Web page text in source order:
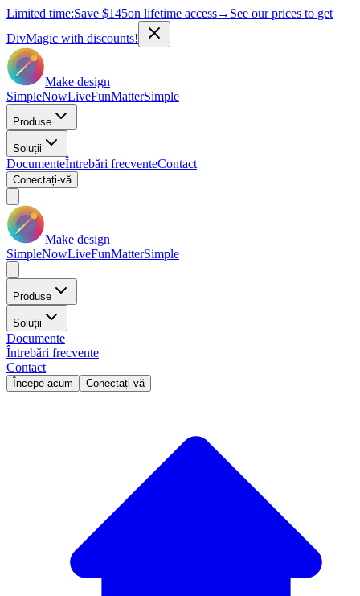
Limited time:Save $145on lifetime access→ See our prices to get
DivMagic with discounts!
Make design
SimpleNowLiveFunMatterSimple
Produse
Soluții
DocumenteÎntrebări frecventeContact
Conectați-vă
Make design
SimpleNowLiveFunMatterSimple
Produse
Soluții
Documente
Întrebări frecvente
Contact
Începe acum Conectați-vă